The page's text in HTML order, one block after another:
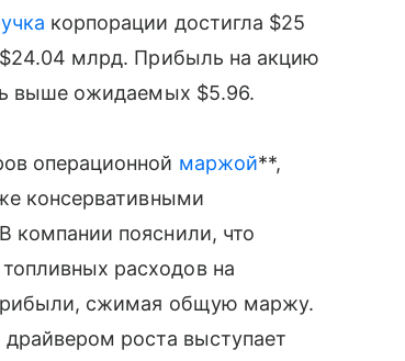
корпорации достигла $25
$24.04 млрд. Прибыль на акцию
выше ожидаемых $5.96.
операционной маржой**,
консервативными
компании пояснили, что
расходов на
прибыли, сжимая общую маржу.
роста выступает